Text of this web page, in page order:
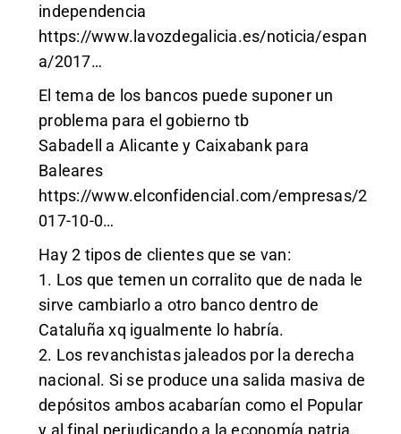
independencia
https://www.lavozdegalicia.es/noticia/espan
a/2017…
El tema de los bancos puede suponer un
problema para el gobierno tb
Sabadell a Alicante y Caixabank para
Baleares
https://www.elconfidencial.com/empresas/2
017-10-0…
Hay 2 tipos de clientes que se van:
1. Los que temen un corralito que de nada le
sirve cambiarlo a otro banco dentro de
Cataluña xq igualmente lo habría.
2. Los revanchistas jaleados por la derecha
nacional. Si se produce una salida masiva de
depósitos ambos acabarían como el Popular
y al final perjudicando a la economía patria.